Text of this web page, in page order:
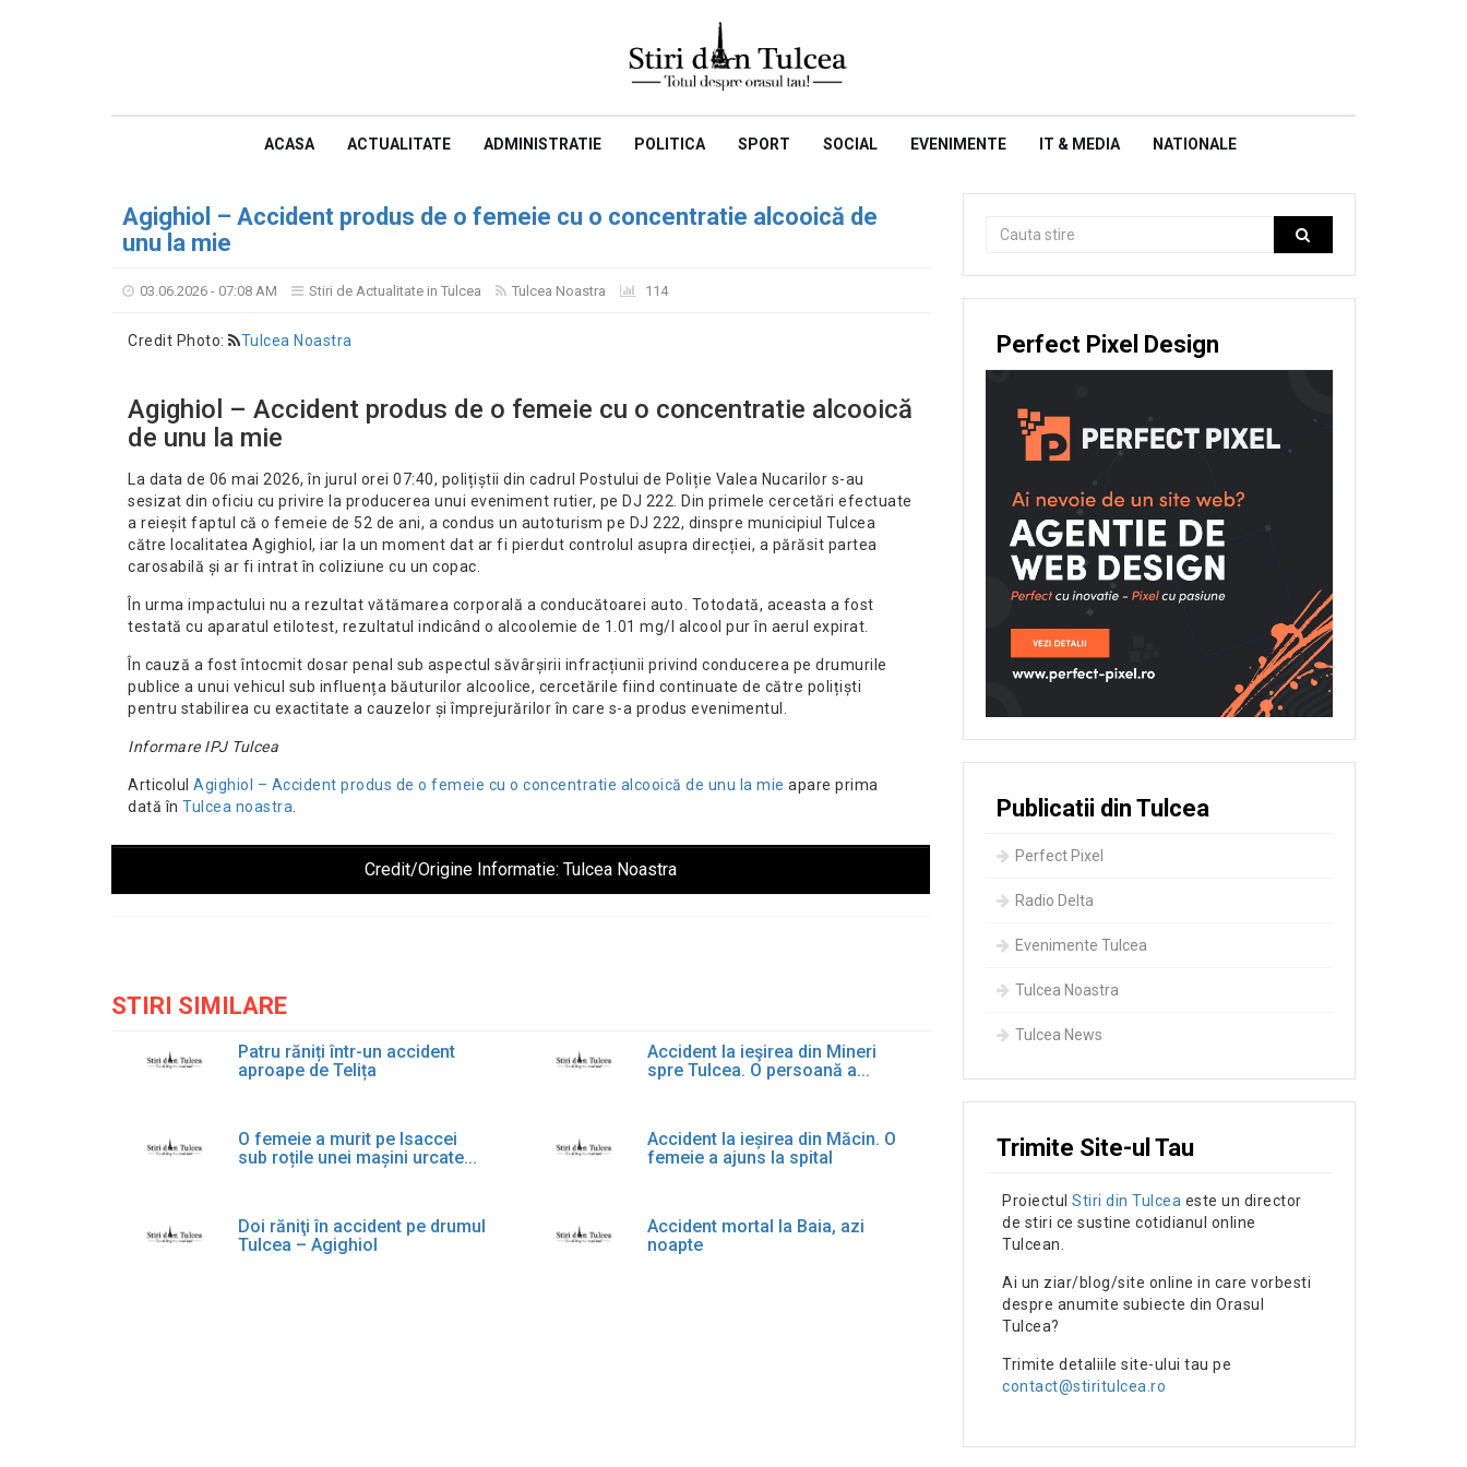
ACASA ACTUALITATE ADMINISTRATIE POLITICA SPORT SOCIAL EVENIMENTE IT & MEDIA NATIONALE
Agighiol – Accident produs de o femeie cu o concentratie alcooică de
unu la mie
03.06.2026 - 07:08 AM Stiri de Actualitate in Tulcea Tulcea Noastra 114
Credit Photo: Tulcea Noastra
Agighiol – Accident produs de o femeie cu o concentratie alcooică
de unu la mie
La data de 06 mai 2026, în jurul orei 07:40, polițiștii din cadrul Postului de Poliție Valea Nucarilor s-au
sesizat din oficiu cu privire la producerea unui eveniment rutier, pe DJ 222. Din primele cercetări efectuate
a reieșit faptul că o femeie de 52 de ani, a condus un autoturism pe DJ 222, dinspre municipiul Tulcea
către localitatea Agighiol, iar la un moment dat ar fi pierdut controlul asupra direcției, a părăsit partea
carosabilă și ar fi intrat în coliziune cu un copac.
În urma impactului nu a rezultat vătămarea corporală a conducătoarei auto. Totodată, aceasta a fost
testată cu aparatul etilotest, rezultatul indicând o alcoolemie de 1.01 mg/l alcool pur în aerul expirat.
În cauză a fost întocmit dosar penal sub aspectul săvârșirii infracțiunii privind conducerea pe drumurile
publice a unui vehicul sub influența băuturilor alcoolice, cercetările fiind continuate de către polițiști
pentru stabilirea cu exactitate a cauzelor și împrejurărilor în care s-a produs evenimentul.
Informare IPJ Tulcea
Articolul Agighiol – Accident produs de o femeie cu o concentratie alcooică de unu la mie apare prima
dată în Tulcea noastra
Credit/Origine Informatie: Tulcea Noastra
STIRI SIMILARE
Patru răniți într-un accident
aproape de Telița
Accident la ieşirea din Mineri
spre Tulcea. O persoană a...
O femeie a murit pe Isaccei
sub roțile unei mașini urcate...
Accident la ieșirea din Măcin. O
femeie a ajuns la spital
Doi răniţi în accident pe drumul
Tulcea – Agighiol
Accident mortal la Baia, azi
noapte
Perfect Pixel Design
Publicatii din Tulcea
Perfect Pixel
Radio Delta
Evenimente Tulcea
Tulcea Noastra
Tulcea News
Trimite Site-ul Tau
Proiectul Stiri din Tulcea este un director
de stiri ce sustine cotidianul online
Tulcean.
Ai un ziar/blog/site online in care vorbesti
despre anumite subiecte din Orasul
Tulcea?
Trimite detaliile site-ului tau pe
contact@stiritulcea.ro